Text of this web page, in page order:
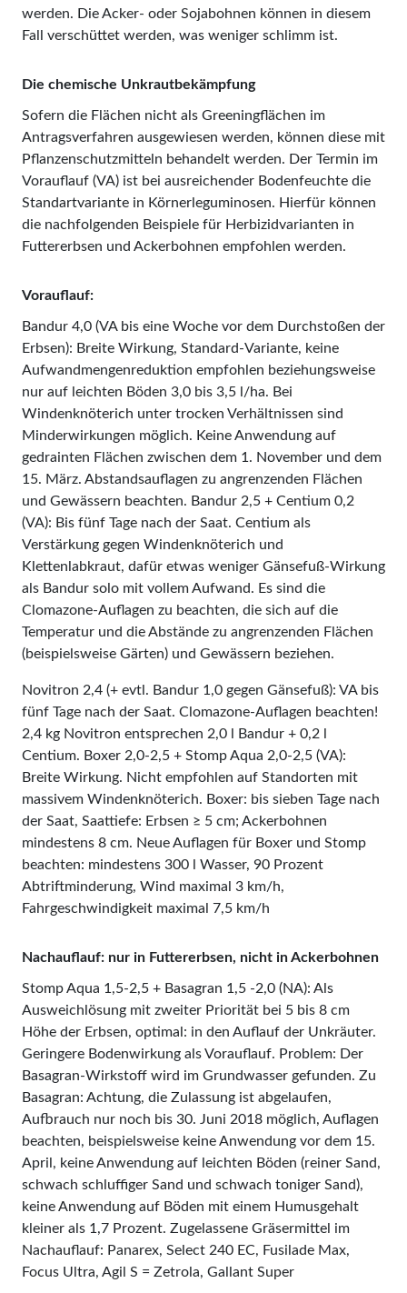
werden. Die Acker- oder Sojabohnen können in diesem
Fall verschüttet werden, was weniger schlimm ist.
Die chemische Unkrautbekämpfung
Sofern die Flächen nicht als Greeningflächen im
Antragsverfahren ausgewiesen werden, können diese mit
Pflanzenschutzmitteln behandelt werden. Der Termin im
Vorauflauf (VA) ist bei ausreichender Bodenfeuchte die
Standartvariante in Körnerleguminosen. Hierfür können
die nachfolgenden Beispiele für Herbizidvarianten in
Futtererbsen und Ackerbohnen empfohlen werden.
Vorauflauf:
Bandur 4,0 (VA bis eine Woche vor dem Durchstoßen der
Erbsen): Breite Wirkung, Standard-Variante, keine
Aufwandmengenreduktion empfohlen beziehungsweise
nur auf leichten Böden 3,0 bis 3,5 l/ha. Bei
Windenknöterich unter trocken Verhältnissen sind
Minderwirkungen möglich. Keine Anwendung auf
gedrainten Flächen zwischen dem 1. November und dem
15. März. Abstandsauflagen zu angrenzenden Flächen
und Gewässern beachten. Bandur 2,5 + Centium 0,2
(VA): Bis fünf Tage nach der Saat. Centium als
Verstärkung gegen Windenknöterich und
Klettenlabkraut, dafür etwas weniger Gänsefuß-Wirkung
als Bandur solo mit vollem Aufwand. Es sind die
Clomazone-Auflagen zu beachten, die sich auf die
Temperatur und die Abstände zu angrenzenden Flächen
(beispielsweise Gärten) und Gewässern beziehen.
Novitron 2,4 (+ evtl. Bandur 1,0 gegen Gänsefuß): VA bis
fünf Tage nach der Saat. Clomazone-Auflagen beachten!
2,4 kg Novitron entsprechen 2,0 l Bandur + 0,2 l
Centium. Boxer 2,0-2,5 + Stomp Aqua 2,0-2,5 (VA):
Breite Wirkung. Nicht empfohlen auf Standorten mit
massivem Windenknöterich. Boxer: bis sieben Tage nach
der Saat, Saattiefe: Erbsen ≥ 5 cm; Ackerbohnen
mindestens 8 cm. Neue Auflagen für Boxer und Stomp
beachten: mindestens 300 l Wasser, 90 Prozent
Abtriftminderung, Wind maximal 3 km/h,
Fahrgeschwindigkeit maximal 7,5 km/h
Nachauflauf: nur in Futtererbsen, nicht in Ackerbohnen
Stomp Aqua 1,5-2,5 + Basagran 1,5 -2,0 (NA): Als
Ausweichlösung mit zweiter Priorität bei 5 bis 8 cm
Höhe der Erbsen, optimal: in den Auflauf der Unkräuter.
Geringere Bodenwirkung als Vorauflauf. Problem: Der
Basagran-Wirkstoff wird im Grundwasser gefunden. Zu
Basagran: Achtung, die Zulassung ist abgelaufen,
Aufbrauch nur noch bis 30. Juni 2018 möglich, Auflagen
beachten, beispielsweise keine Anwendung vor dem 15.
April, keine Anwendung auf leichten Böden (reiner Sand,
schwach schluffiger Sand und schwach toniger Sand),
keine Anwendung auf Böden mit einem Humusgehalt
kleiner als 1,7 Prozent. Zugelassene Gräsermittel im
Nachauflauf: Panarex, Select 240 EC, Fusilade Max,
Focus Ultra, Agil S = Zetrola, Gallant Super